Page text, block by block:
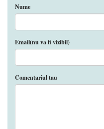
Nume
Email(nu va fi vizibil)
Comentariul tau